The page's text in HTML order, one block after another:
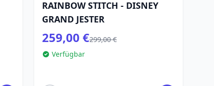
RAINBOW STITCH - DISNEY
GRAND JESTER
259,00 €299,00 €
Verfügbar